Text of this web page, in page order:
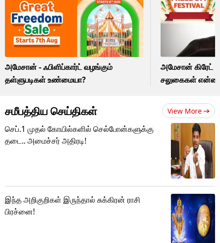
அமேசான் - ஃபிளிப்கார்ட் வழங்கும்
தள்ளுபடிகள் உண்மையா?
அமேசான் கிரேட்
சலுகைகள்
சமீபத்திய செய்திகள் View More
செப்.1 முதல் கோயில்களில் செல்போன்களுக்கு
தடை.. அமைச்சர் அதிரடி!
இந்த அறிகுறிகள் இருந்தால் சுக்கிரன் ராசி
பிரச்னை!